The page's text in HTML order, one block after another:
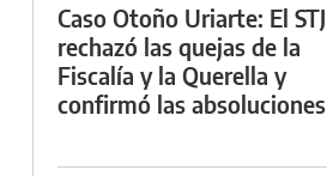
Caso Otoño Uriarte: El STJ
rechazó las quejas de la
Fiscalía y la Querella y
confirmó las absoluciones